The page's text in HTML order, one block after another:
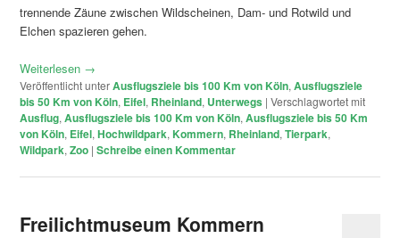
trennende Zäune zwischen Wildscheinen, Dam- und Rotwild und
Elchen spazieren gehen.
Weiterlesen →
Veröffentlicht unterAusflugsziele bis 100 Km von Köln,Ausflugsziele
bis 50 Km von Köln, Eifel, Rheinland, Unterwegs |Verschlagwortet mit
Ausflug,Ausflugsziele bis 100 Km von Köln,Ausflugsziele bis 50 Km
von Köln, Eifel,Hochwildpark,Kommern, Rheinland,Tierpark,
Wildpark,Zoo |Schreibe einen Kommentar
Freilichtmuseum Kommern